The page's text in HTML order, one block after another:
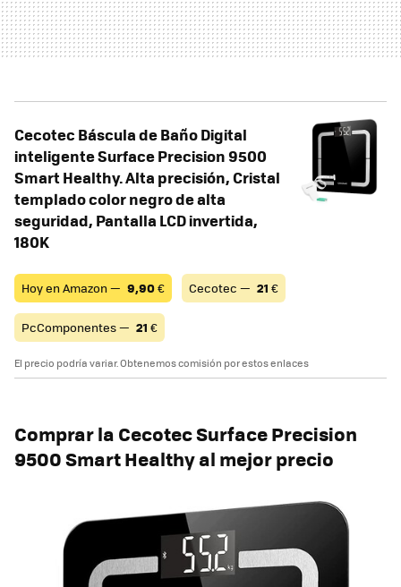
Cecotec Báscula de Baño Digital
inteligente Surface Precision 9500
Smart Healthy. Alta precisión, Cristal
templado color negro de alta
seguridad, Pantalla LCD invertida,
180K
Hoy en Amazon — 9,90€ Cecotec — 21 €
PcComponentes — 21 €
El precio podría variar. Obtenemos comisión por estos enlaces
Comprar la Cecotec Surface Precision
9500 Smart Healthy al mejor precio